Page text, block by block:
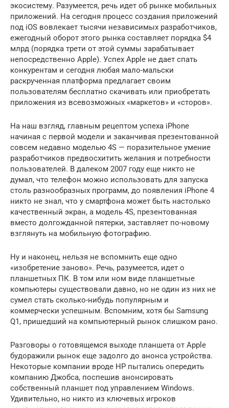
экосистему. Разумеется, речь идет об рынке мобильных
приложений. На сегодня процесс создания приложений
под iOS вовлекает тысячи независимых разработчиков,
ежегодный оборот этого рынка составляет порядка $4
млрд (порядка трети от этой суммы зарабатывает
непосредственно Apple). Успех Apple не дает спать
конкурентам и сегодня любая мало-мальски
раскрученная платформа предлагает своим
пользователям бесплатно скачивать или приобретать
приложения из всевозможных «маркетов» и «сторов».
На наш взгляд, главным рецептом успеха iPhone
начиная с первой модели и заканчивая презентованной
совсем недавно моделью 4S — поразительное умение
разработчиков предвосхитить желания и потребности
пользователей. В далеком 2007 году еще никто не
думал, что телефон можно использовать для запуска
столь разнообразных программ, до появления iPhone 4
никто не знал, что у смартфона может быть настолько
качественный экран, а модель 4S, презентованная
вместо долгожданной пятерки, заставляет по-новому
взглянуть на мобильную фотографию.
Ну и наконец, нельзя не вспомнить еще одно
«изобретение заново». Речь, разумеется, идет о
планшетных ПК. В том или ном виде планшетные
компьютеры существовали давно, но не один из них не
сумел стать сколько-нибудь популярным и
коммерчески успешным. Вспомним, хотя бы Samsung
Q1, пришедший на компьютерный рынок слишком рано.
Разговоры о готовящемся выходе планшета от Apple
будоражили рынок еще задолго до анонса устройства.
Некоторые компании вроде HP пытались опередить
компанию Джобса, поспешив анонсировать
собственный планшет под управлением Windows.
Удивительно, но никто из ключевых игроков